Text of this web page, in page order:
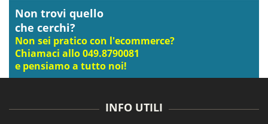
Non trovi quello
che cerchi?
Non sei pratico con l'ecommerce?
Chiamaci allo 049.8790081
e pensiamo a tutto noi!
INFO UTILI